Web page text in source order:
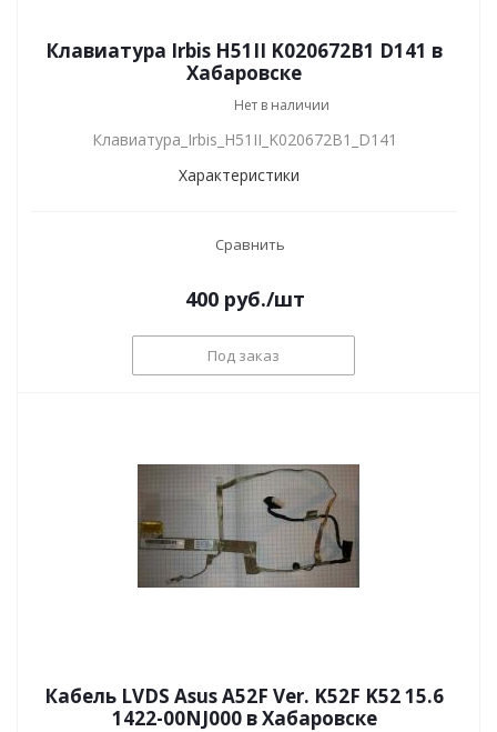
Клавиатура Irbis H51II K020672B1 D141 в
Хабаровске
Нет в наличии
Клавиатура_Irbis_H51II_K020672B1_D141
Характеристики
Сравнить
400руб./шт
Под заказ
Кабель LVDS Asus A52F Ver. K52F K52 15.6
1422-00NJ000 в Хабаровске